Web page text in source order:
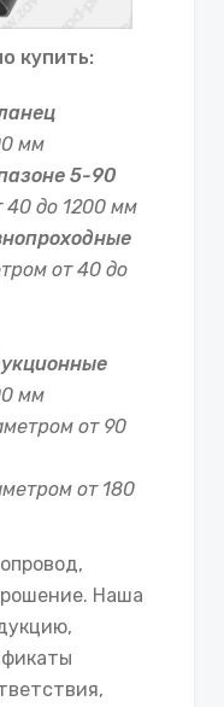
купить:
мм
5-90
40 до 1200 мм
от 40 до
мм
от 90
от 180
Наша